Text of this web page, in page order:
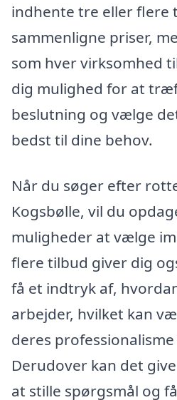
indhente tre eller flere
sammenligne priser,
som hver virksomhed
dig mulighed for at
beslutning og vælge
bedst til dine behov.
Når du søger efter
Kogsbølle, vil du
muligheder at vælge
flere tilbud giver dig
få et indtryk af,
arbejder, hvilket kan
deres
Derudover kan det
at stille spørgsmål og